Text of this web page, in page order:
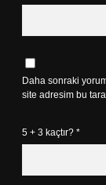
Daha sonraki
site adresim bu
5 + 3 kaçtır? *